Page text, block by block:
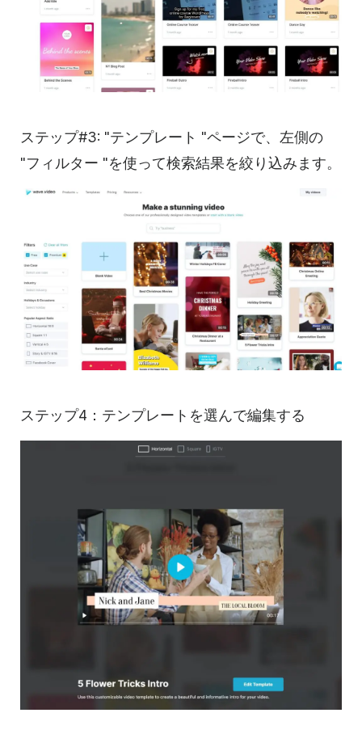
ステップ#3: "テンプレート "ページで、左側の
"フィルター "を使って検索結果を絞り込みます。
ステップ4：テンプレートを選んで編集する